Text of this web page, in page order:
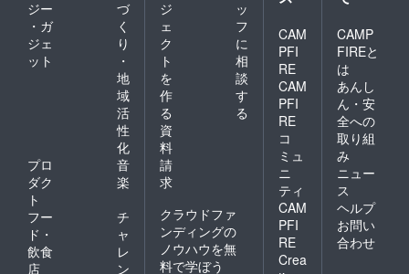
ジー
・ガ
ジェ
ット
づ
く
り
・
地
域
活
性
化
プロ
ダク
ト
音
楽
フー
ド・
飲食
店
チ
ャ
レ
ン
ジ
ェ
ク
ト
を
作
る
ッ
フ
に
相
談
す
る
資
料
請
求
クラウドファ
ンディングの
ノウハウを無
料で学ぼう
CAM
PFI
RE
CAM
PFI
RE
コ
ミュ
ニ
ティ
CAM
PFI
RE
Crea
CAMP
FIREと
は
あんし
ん・安
全への
取り組
み
ニュー
ス
ヘルプ
お問い
合わせ